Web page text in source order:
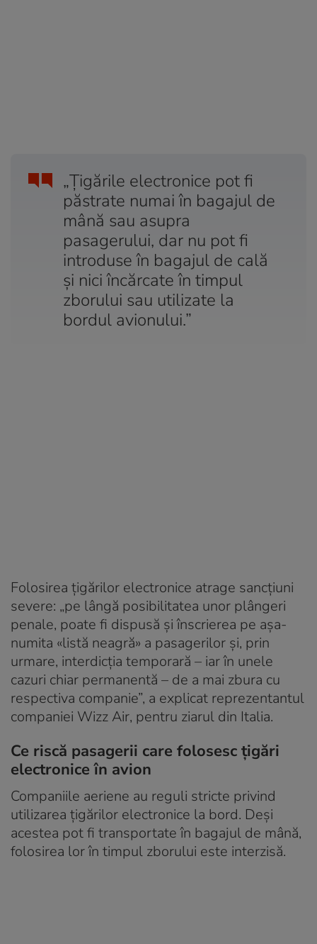
„Țigările electronice pot fi
păstrate numai în bagajul de
mână sau asupra
pasagerului, dar nu pot fi
introduse în bagajul de cală
și nici încărcate în timpul
zborului sau utilizate la
bordul avionului.”
Folosirea țigărilor electronice atrage sancțiuni
severe: „pe lângă posibilitatea unor plângeri
penale, poate fi dispusă și înscrierea pe așa-
numita «listă neagră» a pasagerilor și, prin
urmare, interdicția temporară – iar în unele
cazuri chiar permanentă – de a mai zbura cu
respectiva companie”, a explicat reprezentantul
companiei Wizz Air, pentru ziarul din Italia.
Ce riscă pasagerii care folosesc țigări
electronice în avion
Companiile aeriene au reguli stricte privind
utilizarea țigărilor electronice la bord. Deși
acestea pot fi transportate în bagajul de mână,
folosirea lor în timpul zborului este interzisă.